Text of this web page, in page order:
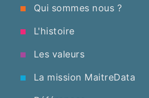
Qui sommes nous ?
L'histoire
Les valeurs
La mission MaitreData